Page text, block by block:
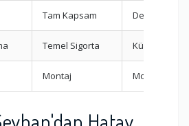
Tam Kapsam Değerli
Temel Sigorta Küçük
Montaj Mobilyalı
Hatay